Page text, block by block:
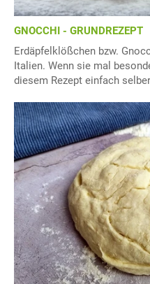
GNOCCHI - GRUNDREZEPT
Erdäpfelklößchen bzw.
Italien. Wenn sie mal
diesem Rezept einfach